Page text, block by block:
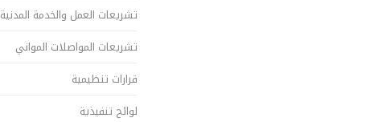
تشريعات العمل والخدمة المدنية
تشريعات المواصلات المواني
قرارات تنظيمية
لوائح تنفيذية